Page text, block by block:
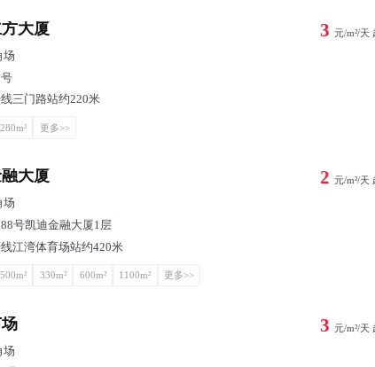
大厦 3 元/m²/天
场
三门路站约220米
280m² 更多>>
大厦 2 元/m²/天
场
号凯迪金融大厦1层
江湾体育场站约420米
500m² 330m² 600m² 1100m² 更多>>
3 元/m²/天
场